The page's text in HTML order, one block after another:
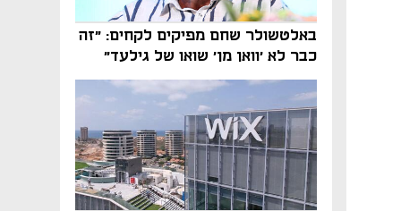
באלטשולר שחם מפיקים לקחים: "זה
כבר לא 'וואן מן' שואו של גילעד"